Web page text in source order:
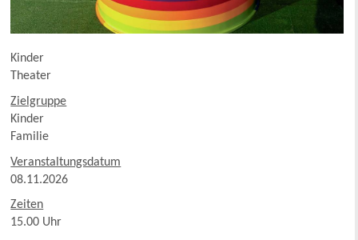
Kinder
Theater
Zielgruppe
Kinder
Familie
Veranstaltungsdatum
08.11.2026
Zeiten
15.00 Uhr